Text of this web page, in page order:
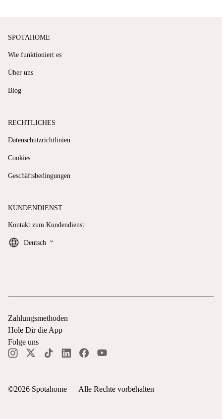
SPOTAHOME
Wie funktioniert es
Über uns
Blog
RECHTLICHES
Datenschutzrichtlinien
Cookies
Geschäftsbedingungen
KUNDENDIENST
Kontakt zum Kundendienst
Deutsch keyboard_arrow_down
©2026 Spotahome — Alle Rechte vorbehalten
Zahlungsmethoden
Hole Dir die App
Folge uns